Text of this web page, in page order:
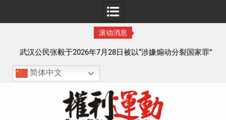
滚动消息
武汉公民张毅于2026年7月28日被以“涉嫌煽动分裂国家罪”
执行逮捕 目前羁押在拉萨市看守所
简体中文